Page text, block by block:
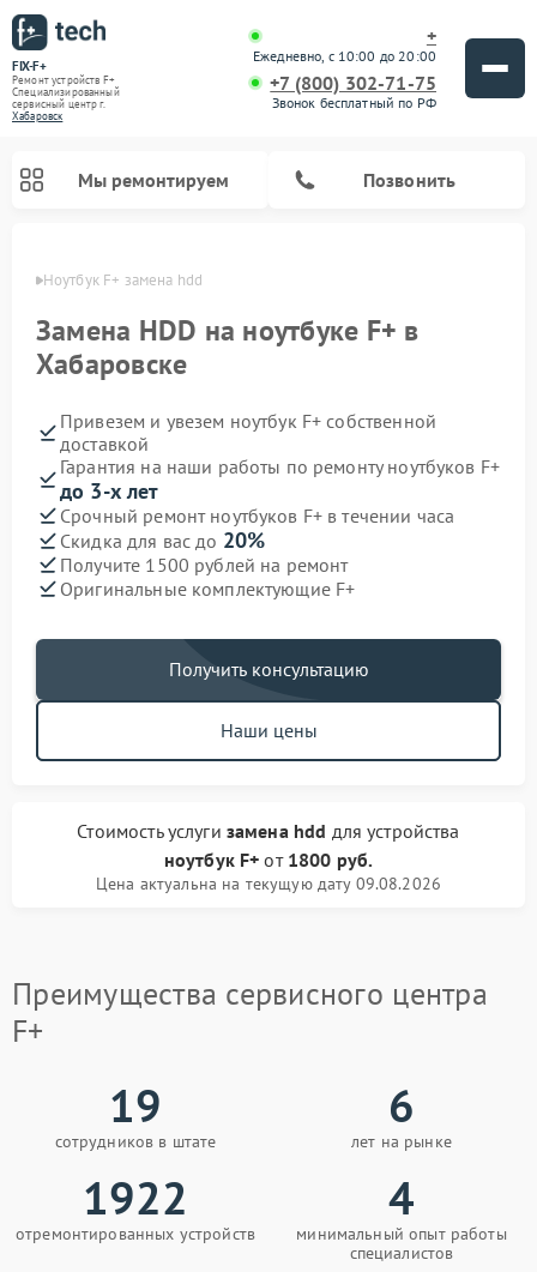
FIX-F+
Ремонт устройств F+
Специализированный
cервисный центр г.
Хабаровск
+
Ежедневно, с 10:00 до 20:00
+7 (800) 302-71-75
Звонок бесплатный по РФ
Мы ремонтируем Позвонить
Ноутбук F+ замена hdd
Замена HDD на ноутбуке F+ в
Хабаровске
Привезем и увезем ноутбук F+ собственной
доставкой
Гарантия на наши работы по ремонту ноутбуков F+
до 3-х лет
Срочный ремонт ноутбуков F+ в течении часа
Скидка для вас до 20%
Получите 1500 рублей на ремонт
Оригинальные комплектующие F+
Получить консультацию
Наши цены
Стоимость услуги замена hdd для устройства
ноутбук F+ от 1800 руб.
Цена актуальна на текущую дату 09.08.2026
Преимущества сервисного центра
F+
19
сотрудников в штате
6
лет на рынке
1922
отремонтированных устройств
4
минимальный опыт работы
специалистов